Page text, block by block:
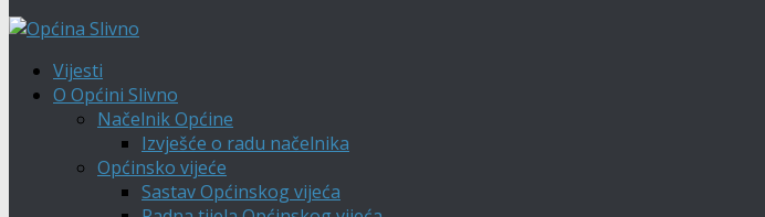
Vijesti
O Općini Slivno
Načelnik Općine
Izvješće o radu načelnika
Općinsko vijeće
Sastav Općinskog vijeća